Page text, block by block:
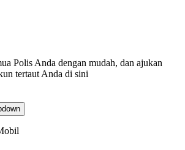
Polis Anda dengan mudah, dan ajukan
tertaut Anda di sini